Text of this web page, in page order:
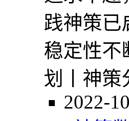
践神策已
稳定性不
划丨神策
2022-